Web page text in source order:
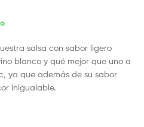
salsa con sabor ligero
blanco y qué mejor que uno a
ya que además de su sabor
inigualable.